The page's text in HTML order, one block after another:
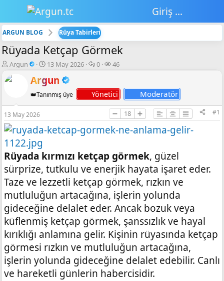
Giriş yap
ARGUN BLOG Rüya Tabirleri
Rüyada Ketçap Görmek
K
o
n
y
u
b
l
t
a
Argun
B
ş
a
n
ı
ç
a
i
h
13 May 2026
💬
v
a
p
a
r
0
👁️‍🗨️
r
ü
n
t
ü
l
m
e
46
Argun
👑Tanınmış üye Yönetici Moderatör
13 May 2026 ➖ 18 ➕ #1
Rüyada kırmızı ketçap görmek, güzel
sürprize, tutkulu ve enerjik hayata işaret eder.
Taze ve lezzetli ketçap görmek, rızkın ve
mutluluğun artacağına, işlerin yolunda
gideceğine delalet eder. Ancak bozuk veya
küflenmiş ketçap görmek, şanssızlık ve hayal
kırıklığı anlamına gelir. Kişinin rüyasında ketçap
görmesi rızkın ve mutluluğun artacağına,
işlerin yolunda gideceğine delalet edebilir. Canlı
ve hareketli günlerin habercisidir.